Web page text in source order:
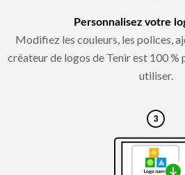
Personnalisez votre
Modifiez les couleurs, les polices,
créateur de logos de Tenir est 100 %
utiliser.